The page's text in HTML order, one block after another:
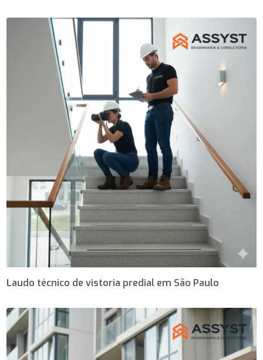
Laudo técnico de vistoria predial em São Paulo